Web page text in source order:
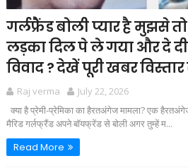
गर्लफ्रैंड बोली प्यार है मुझसे
लड़का दिल पे ले गया और दे
विवाद ? देखें पूरी खबर विस्तार
Raj verma
July 22, 2026
क्या है प्रेमी-प्रेमिका का हैरतअंगेज मामला? एक
मैरिड गर्लफ्रैंड अपने बॉयफ्रेंड से बोली अगर तुम्हें म...
Read More